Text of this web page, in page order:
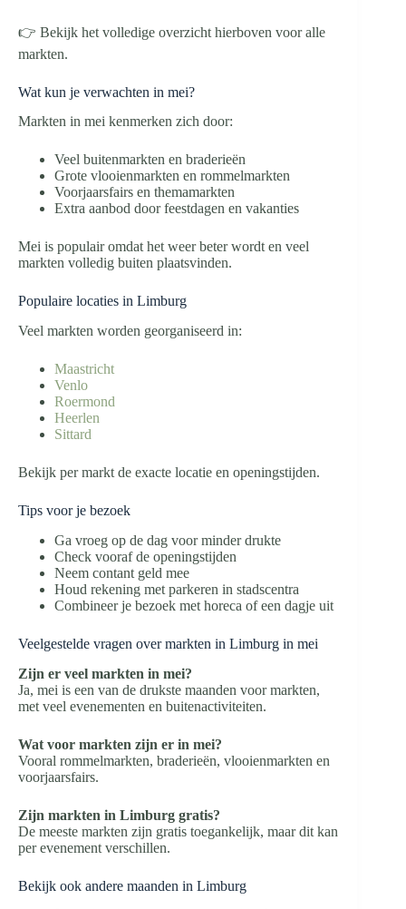
👉 Bekijk het volledige overzicht hierboven voor alle
markten.
Wat kun je verwachten in mei?
Markten in mei kenmerken zich door:
Veel buitenmarkten en braderieën
Grote vlooienmarkten en rommelmarkten
Voorjaarsfairs en themamarkten
Extra aanbod door feestdagen en vakanties
Mei is populair omdat het weer beter wordt en veel
markten volledig buiten plaatsvinden.
Populaire locaties in Limburg
Veel markten worden georganiseerd in:
Maastricht
Venlo
Roermond
Heerlen
Sittard
Bekijk per markt de exacte locatie en openingstijden.
Tips voor je bezoek
Ga vroeg op de dag voor minder drukte
Check vooraf de openingstijden
Neem contant geld mee
Houd rekening met parkeren in stadscentra
Combineer je bezoek met horeca of een dagje uit
Veelgestelde vragen over markten in Limburg in mei
Zijn er veel markten in mei?
Ja, mei is een van de drukste maanden voor markten,
met veel evenementen en buitenactiviteiten.
Wat voor markten zijn er in mei?
Vooral rommelmarkten, braderieën, vlooienmarkten en
voorjaarsfairs.
Zijn markten in Limburg gratis?
De meeste markten zijn gratis toegankelijk, maar dit kan
per evenement verschillen.
Bekijk ook andere maanden in Limburg